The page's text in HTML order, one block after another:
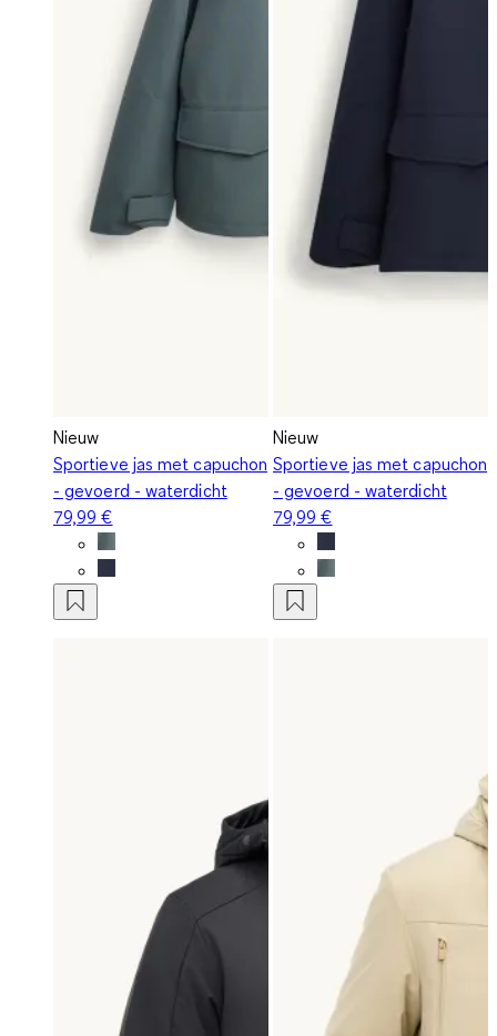
Nieuw
Sportieve jas met capuchon
- gevoerd - waterdicht
79,99 €
Nieuw
Sportieve jas met capuchon
- gevoerd - waterdicht
79,99 €